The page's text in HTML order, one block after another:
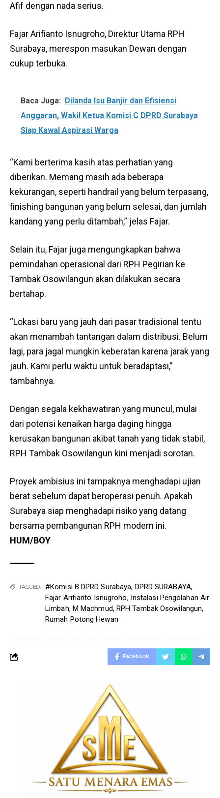
Afif dengan nada serius.
Fajar Arifianto Isnugroho, Direktur Utama RPH
Surabaya, merespon masukan Dewan dengan
cukup terbuka.
Baca Juga: Dilanda Isu Banjir dan Efisiensi
Anggaran, Wakil Ketua Komisi C DPRD Surabaya
Siap Kawal Aspirasi Warga
“Kami berterima kasih atas perhatian yang
diberikan. Memang masih ada beberapa
kekurangan, seperti handrail yang belum terpasang,
finishing bangunan yang belum selesai, dan jumlah
kandang yang perlu ditambah,” jelas Fajar.
Selain itu, Fajar juga mengungkapkan bahwa
pemindahan operasional dari RPH Pegirian ke
Tambak Osowilangun akan dilakukan secara
bertahap.
“Lokasi baru yang jauh dari pasar tradisional tentu
akan menambah tantangan dalam distribusi. Belum
lagi, para jagal mungkin keberatan karena jarak yang
jauh. Kami perlu waktu untuk beradaptasi,”
tambahnya.
Dengan segala kekhawatiran yang muncul, mulai
dari potensi kenaikan harga daging hingga
kerusakan bangunan akibat tanah yang tidak stabil,
RPH Tambak Osowilangun kini menjadi sorotan.
Proyek ambisius ini tampaknya menghadapi ujian
berat sebelum dapat beroperasi penuh. Apakah
Surabaya siap menghadapi risiko yang datang
bersama pembangunan RPH modern ini.
HUM/BOY
TAGGED: #Komisi B DPRD Surabaya, DPRD SURABAYA,
Fajar Arifianto Isnugroho, Instalasi Pengolahan Air
Limbah, M Machmud, RPH Tambak Osowilangun,
Rumah Potong Hewan
Facebook